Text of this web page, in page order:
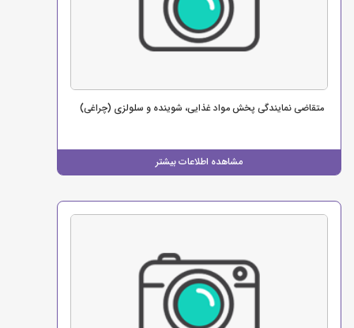
مشاهده اطلاعات بیشتر
متقاضی نمایندگی پخش مواد غذایی، شوینده و سلولزی (چراغی)